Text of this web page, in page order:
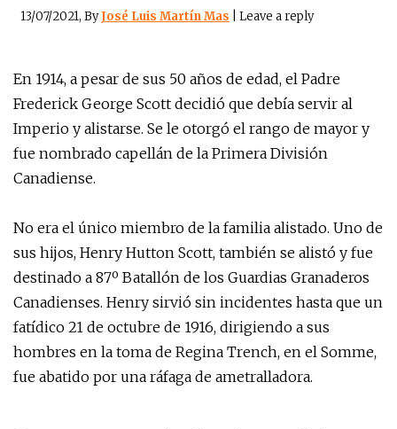
13/07/2021, ByJosé Luis Martín Mas Leave a reply
En 1914, a pesar de sus 50 años de edad, el Padre
Frederick George Scott decidió que debía servir al
Imperio y alistarse. Se le otorgó el rango de mayor y
fue nombrado capellán de la Primera División
Canadiense.
No era el único miembro de la familia alistado. Uno de
sus hijos, Henry Hutton Scott, también se alistó y fue
destinado a 87º Batallón de los Guardias Granaderos
Canadienses. Henry sirvió sin incidentes hasta que un
fatídico 21 de octubre de 1916, dirigiendo a sus
hombres en la toma de Regina Trench, en el Somme,
fue abatido por una ráfaga de ametralladora.